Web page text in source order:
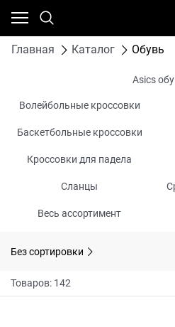
Главная Каталог Обувь
Asics
Волейбольные кроссовки
Баскетбольные кроссовки
Кроссовки для падела
Сланцы
Весь ассортимент
Без сортировки
Товаров: 142